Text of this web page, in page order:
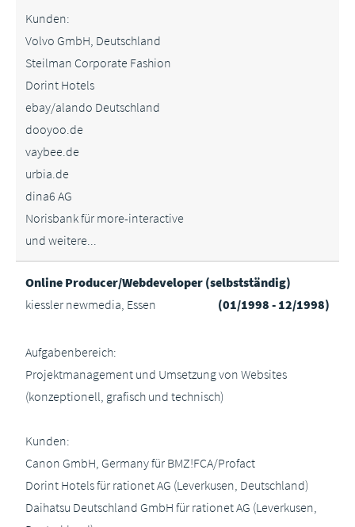
Kunden:
Volvo GmbH, Deutschland
Steilman Corporate Fashion
Dorint Hotels
ebay/alando Deutschland
dooyoo.de
vaybee.de
urbia.de
dina6 AG
Norisbank für more-interactive
und weitere...
Online Producer/Webdeveloper (selbstständig)
(01/1998 - 12/1998)
kiessler newmedia, Essen
Aufgabenbereich:
Projektmanagement und Umsetzung von Websites
(konzeptionell, grafisch und technisch)
Kunden:
Canon GmbH, Germany für BMZ!FCA/Profact
Dorint Hotels für rationet AG (Leverkusen, Deutschland)
Daihatsu Deutschland GmbH für rationet AG (Leverkusen,